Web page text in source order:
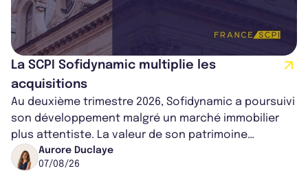
La SCPI Sofidynamic multiplie les
acquisitions
Au deuxième trimestre 2026, Sofidynamic a poursuivi
son développement malgré un marché immobilier
plus attentiste. La valeur de son patrimoine
progresse de 3,8% à périmètre constan...
Aurore Duclaye
07/08/26